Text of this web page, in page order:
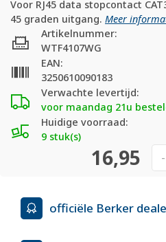
Voor RJ45 data stopcontact
45 graden uitgang. Meer
Verwachte levertijd:
voor maandag 21u
Huidige voorraad:
9 stuk(s)
Artikelnummer:
WTF4107WG
EAN:
3250610090183
16,95 -
officiële Berker